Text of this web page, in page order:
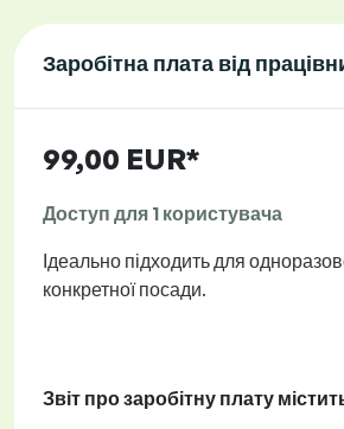
Заробітна плата від
99,00 EUR*
Доступ для 1 користувача
Ідеально підходить для
конкретної посади.
Звіт про заробітну плату